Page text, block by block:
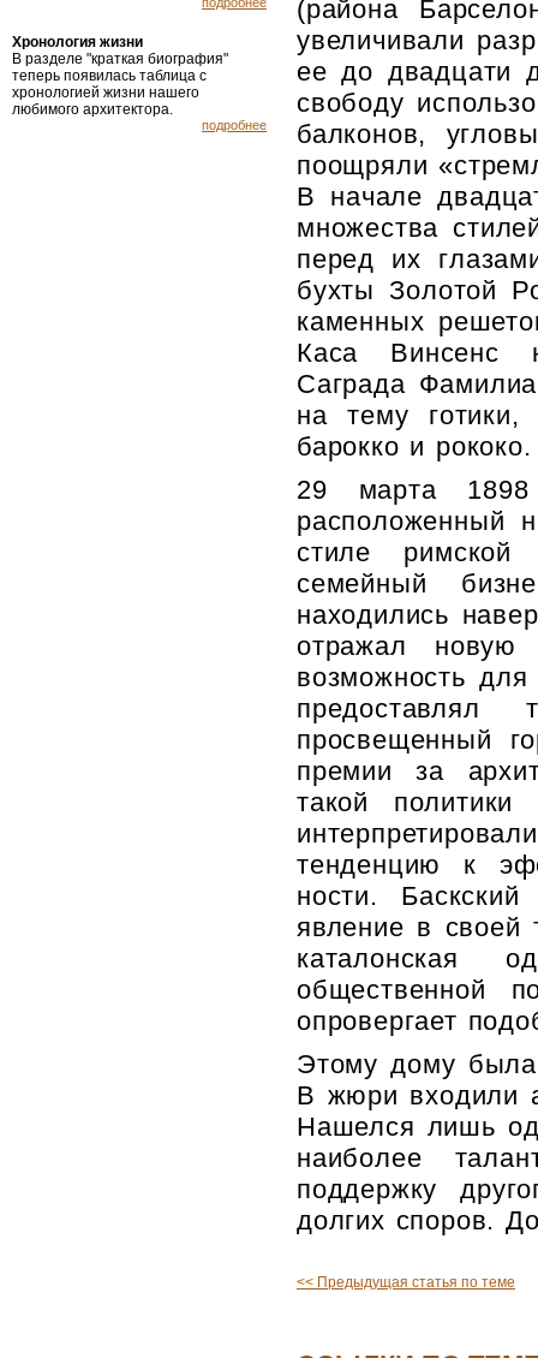
Хронология жизни
В разделе "краткая биография"
теперь появилась таблица с
хронологией жизни нашего
любимого архитектора.
подробнее
(района
увеличи­вали
ее до двадцати
свободу
балконов,
поощряли
В начале
множества
перед их
бухты Золотой
каменных
Каса Винсенс
Саграда
на тему
барокко и рококо.
29 марта
расположенный
стиле
семейный
находились
отражал новую
возможность для
просвещенный
премии за
такой
тенденцию к
ности.
явление в своей
каталонская
общественной
опровергает
Этому дому
В жюри входили
Нашелся лишь
наиболее
поддержку
долгих споров.
<< Предыдущая статья по теме